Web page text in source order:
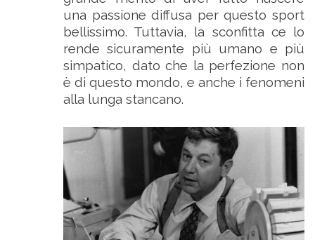
una passione diffusa per questo sport
bellissimo. Tuttavia, la sconfitta ce lo
rende sicuramente più umano e più
simpatico, dato che la perfezione non
è di questo mondo, e anche i fenomeni
alla lunga stancano.